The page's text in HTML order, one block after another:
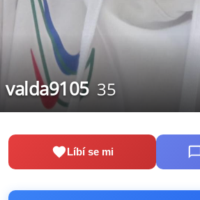
valda9105 35
Líbí se mi